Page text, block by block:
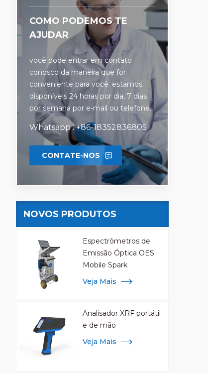
COMO PODEMOS TE
AJUDAR
você pode entrar em contato
conosco da maneira que for
conveniente para você. estamos
disponíveis 24 horas por dia, 7 dias
por semana por e-mail ou telefone.
Whatsapp : +86-18352836805
CONTATE-NOS
NOVOS PRODUTOS
Espectrômetros de
Emissão Óptica OES
Mobile Spark
Veja Mais
Analisador XRF portátil
e de mão
Veja Mais